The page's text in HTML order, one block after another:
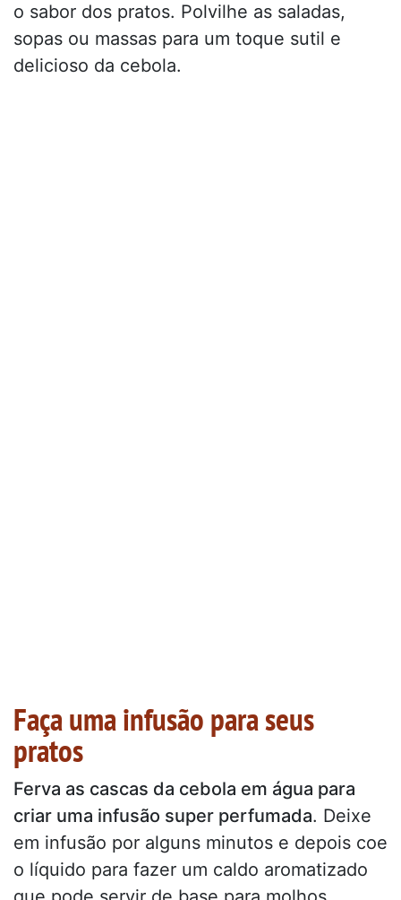
o sabor dos pratos. Polvilhe as saladas,
sopas ou massas para um toque sutil e
delicioso da cebola.
Faça uma infusão para seus
pratos
Ferva as cascas da cebola em água para
criar uma infusão super perfumada. Deixe
em infusão por alguns minutos e depois coe
o líquido para fazer um caldo aromatizado